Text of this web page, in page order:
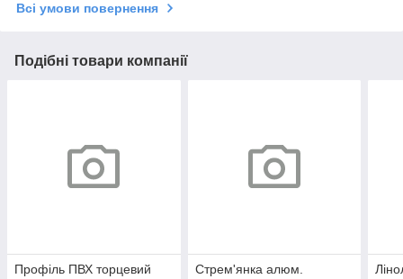
Всі умови повернення
Подібні товари компанії
Профіль ПВХ торцевий
Стрем'янка алюм.